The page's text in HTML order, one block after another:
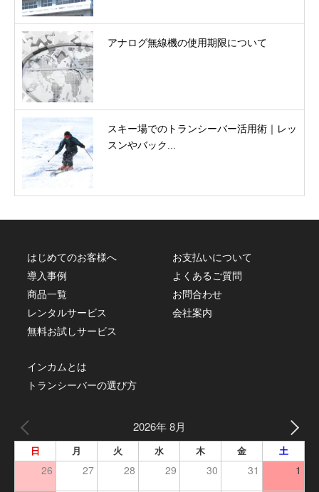
アナログ無線機の使用期限について
スキー場でのトランシーバー活用術｜レッ
スンやバック...
はじめてのお客様へ
導入事例
商品一覧
レンタルサービス
無料お試しサービス
お支払いについて
よくあるご質問
お問合わせ
会社案内
インカムとは
トランシーバーの選び方
2026年 8月
日 月 火 水 木 金 土
26 27 28 29 30 31 1